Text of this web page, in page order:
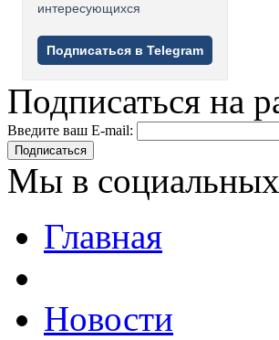
интересующихся
Подписаться в Telegram
Подписаться на
Введите ваш E-mail:
Подписаться
Мы в социальных
Главная
Новости